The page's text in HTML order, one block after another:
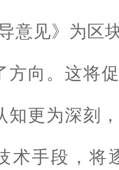
见》为区
方向。这将
知更为深刻
术手段，将